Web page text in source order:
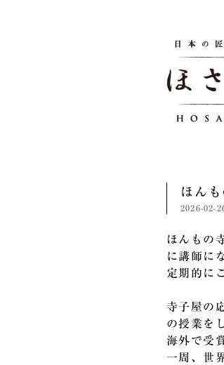
ほん
2026-02-
ほんもの
に講師に
定期的に
寺子屋の
の授業を
海外で受
一周、世